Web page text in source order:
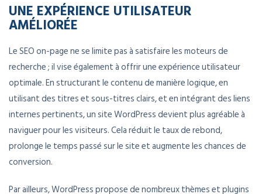
UNE EXPÉRIENCE UTILISATEUR
AMÉLIORÉE
Le SEO on-page ne se limite pas à satisfaire les moteurs de
recherche ; il vise également à offrir une expérience utilisateur
optimale. En structurant le contenu de manière logique, en
utilisant des titres et sous-titres clairs, et en intégrant des liens
internes pertinents, un site WordPress devient plus agréable à
naviguer pour les visiteurs. Cela réduit le taux de rebond,
prolonge le temps passé sur le site et augmente les chances de
conversion.
Par ailleurs, WordPress propose de nombreux thèmes et plugins